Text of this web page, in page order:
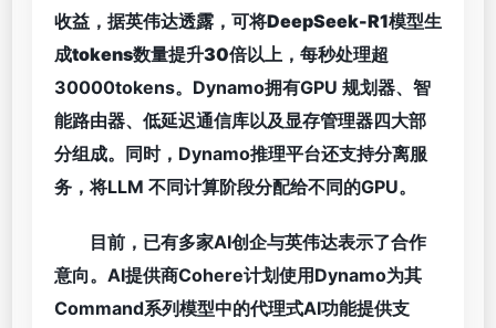
收益，据英伟达透露， 可将DeepSeek-R1模型生
成tokens数量提升30倍以上 ，每秒处理超
30000tokens。Dynamo拥有GPU 规划器、智
能路由器、低延迟通信库以及显存管理器四大部
分组成。同时，Dynamo推理平台还支持分离服
务，将LLM 不同计算阶段分配给不同的GPU。
目前，已有多家AI创企与英伟达表示了合作
意向。AI提供商Cohere计划使用Dynamo为其
Command系列模型中的代理式AI功能提供支